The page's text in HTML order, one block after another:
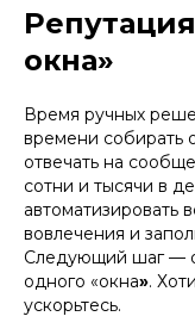
окна»
Время ручных
времени собирать
отвечать на
сотни и тысячи в
автоматизировать
вовлечения и
Следующий шаг —
одного «окна».
ускорьтесь.